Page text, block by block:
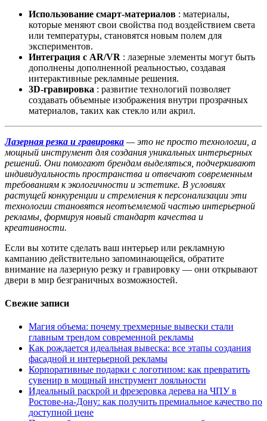
Использование смарт-материалов : материалы,
которые меняют свои свойства под воздействием света
или температуры, становятся новым полем для
экспериментов.
Интеграция с AR/VR : лазерные элементы могут быть
дополнены дополненной реальностью, создавая
интерактивные рекламные решения.
3D-гравировка : развитие технологий позволяет
создавать объемные изображения внутри прозрачных
материалов, таких как стекло или акрил.
Лазерная резка и гравировка — это не просто технологии, а
мощный инструмент для создания уникальных интерьерных
решений. Они помогают брендам выделяться, подчеркивают
индивидуальность пространства и отвечают современным
требованиям к экологичности и эстетике. В условиях
растущей конкуренции и стремления к персонализации эти
технологии становятся неотъемлемой частью интерьерной
рекламы, формируя новый стандарт качества и
креативности.
Если вы хотите сделать ваш интерьер или рекламную
кампанию действительно запоминающейся, обратите
внимание на лазерную резку и гравировку — они открывают
двери в мир безграничных возможностей.
Свежие записи
Магия объема: почему трехмерные вывески стали
главным трендом современной рекламы
Как рождается идеальная вывеска: все этапы создания
фасадной и интерьерной рекламы
Корпоративные подарки с логотипом: как превратить
сувенир в мощный инструмент лояльности
Идеальный раскрой и фрезеровка дерева на ЧПУ в
Ростове-на-Дону: как получить премиальное качество по
доступной цене